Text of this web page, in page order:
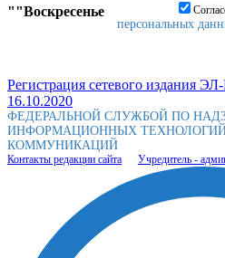
""Воскресенье
персональных
Регистрация сетевого издания
16.10.2020
ФЕДЕРАЛЬНОЙ СЛУЖБОЙ ПО
ИНФОРМАЦИОННЫХ
КОММУНИКАЦИЙ
Контакты редакции сайта Учредитель -